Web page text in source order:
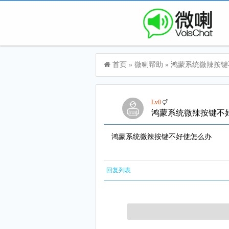
首页 » 微喇帮助 » 鸿蒙系统微辣按
Lv0
鸿蒙系统微辣按键
鸿蒙系统微辣按键不好使怎么办
回复列表